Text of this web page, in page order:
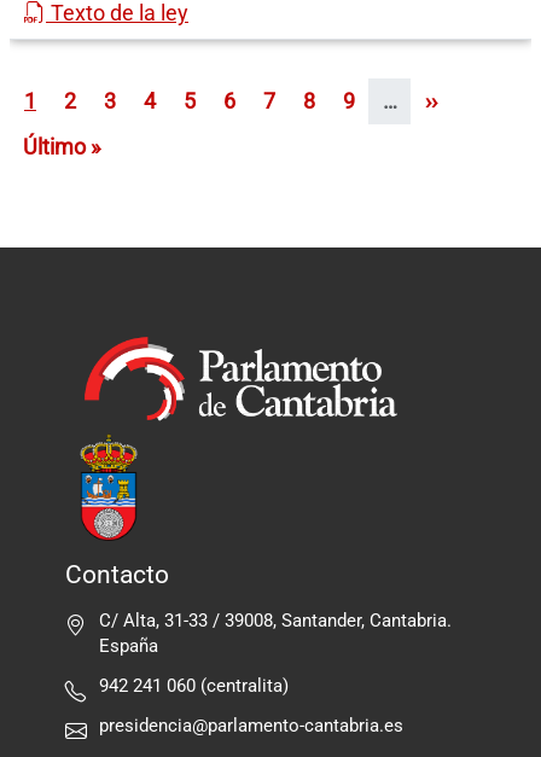
Texto de la ley
Página
1 Página
2 Página
3 Página
4 Página
5 Página
6 Página
7 Página
8 Página
9 … Siguiente
››
Última página
Último »
Contacto
C/ Alta, 31-33 / 39008, Santander, Cantabria.
España
942 241 060 (centralita)
presidencia@parlamento-cantabria.es